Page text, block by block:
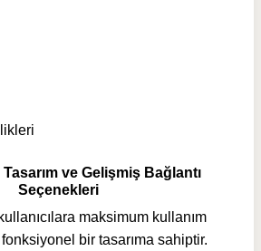
ve Gelişmiş Bağlantı
Seçenekleri
maksimum kullanım
bir tasarıma sahiptir.